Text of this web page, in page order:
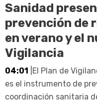
Sanidad
prevención de
en verano y el
Vigilancia
04:01 |El Plan de
es el instrumento de
coordinación sanitaria